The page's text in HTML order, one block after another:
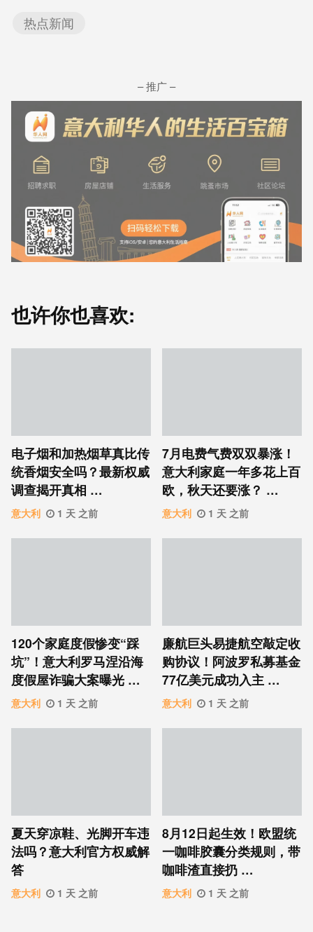
热点新闻
– 推广 –
也许你也喜欢:
电子烟和加热烟草真比传
统香烟安全吗？最新权威
调查揭开真相 …
意大利 1 天 之前
7月电费气费双双暴涨！
意大利家庭一年多花上百
欧，秋天还要涨？ …
意大利 1 天 之前
120个家庭度假惨变“踩
坑”！意大利罗马涅沿海
度假屋诈骗大案曝光 …
意大利 1 天 之前
廉航巨头易捷航空敲定收
购协议！阿波罗私募基金
77亿美元成功入主 …
意大利 1 天 之前
夏天穿凉鞋、光脚开车违
法吗？意大利官方权威解
答
意大利 1 天 之前
8月12日起生效！欧盟统
一咖啡胶囊分类规则，带
咖啡渣直接扔 …
意大利 1 天 之前